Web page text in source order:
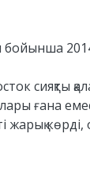
сияқты
ғана
көрді,